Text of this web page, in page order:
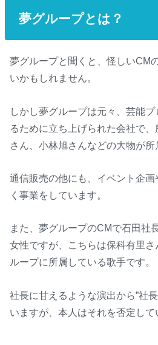
夢グループとは？
夢グループと聞くと、怪しいCM
いかもしれません。
しかし夢グループは元々、芸能
るために立ち上げられた会社で
さん、小林旭さんなどの大物が所
通信販売の他にも、イベント企
く事業をしています。
また、夢グループのCMで石田社
女性ですが、こちらは保科有里
ループに所属している歌手です。
社長に甘えるような演出から”社
いますが、本人はそれを否定して